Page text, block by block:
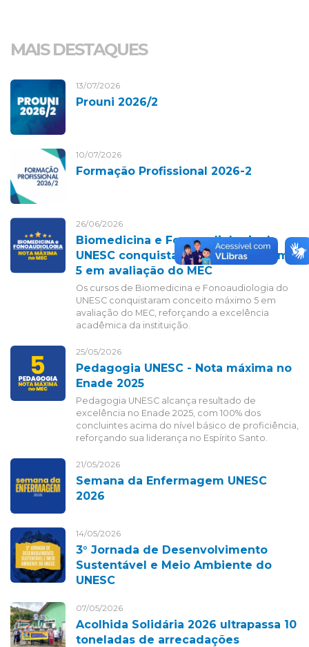
MAIS DESTAQUES
13/07/2026
Prouni 2026/2
10/07/2026
Formação Profissional 2026-2
26/06/2026
Biomedicina e Fonoaudiologia do
UNESC conquistam conceito máximo
5 em avaliação do MEC
Os cursos de Biomedicina e Fonoaudiologia do
UNESC conquistaram conceito máximo 5 em
avaliação do MEC, reforçando a excelência
acadêmica da instituição.
25/05/2026
Pedagogia UNESC - Nota máxima no
Enade 2025
Pedagogia UNESC alcança resultado de
excelência no Enade 2025, com 100% dos
concluintes acima do nível básico de proficiência,
reforçando sua liderança no Espírito Santo.
21/05/2026
Semana da Enfermagem UNESC
2026
14/05/2026
3° Jornada de Desenvolvimento
Sustentável e Meio Ambiente do
UNESC
07/05/2026
Acolhida Solidária 2026 ultrapassa 10
toneladas de arrecadações